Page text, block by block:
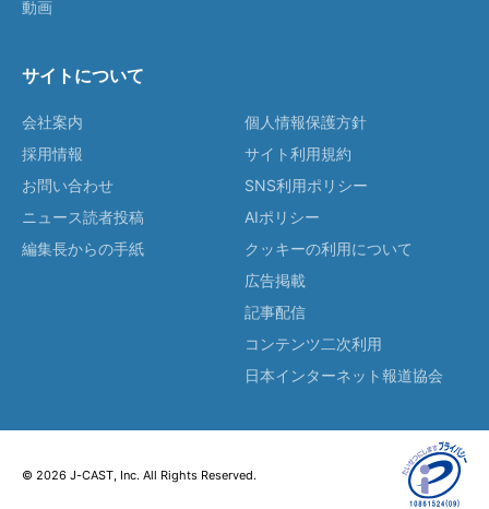
動画
サイトについて
会社案内
採用情報
お問い合わせ
ニュース読者投稿
編集長からの手紙
個人情報保護方針
サイト利用規約
SNS利用ポリシー
AIポリシー
クッキーの利用について
広告掲載
記事配信
コンテンツ二次利用
日本インターネット報道協会
© 2026 J-CAST, Inc. All Rights Reserved.